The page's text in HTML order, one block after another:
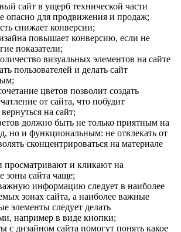
сайт в ущерб технической части
опасно для продвижения и продаж;
снижает конверсии;
повышает конверсию, если не
показатели;
визуальных элементов на сайте
пользователей и делать сайт
цветов позволит создать
от сайта, что побудит
на сайт;
должно быть не только приятным на
но и функциональным: не отвлекать от
сконцентрироваться на материале
просматривают и кликают на
зоны сайта чаще;
информацию следует в наиболее
зонах сайта, а наиболее важные
элементы следует делать
например в виде кнопки;
с дизайном сайта помогут понять какое